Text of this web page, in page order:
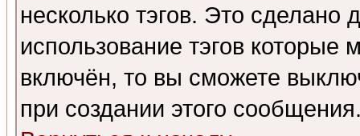
несколько тэгов. Это сделано
использование тэгов
включён, то вы сможете
при создании этого